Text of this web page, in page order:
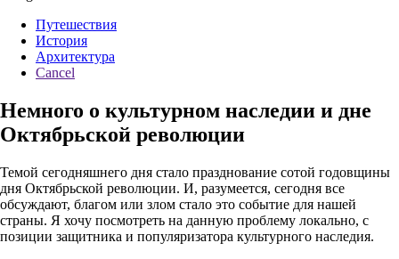
Путешествия
История
Архитектура
Cancel
Немного о культурном наследии и дне
Октябрьской революции
Темой сегодняшнего дня стало празднование сотой годовщины
дня Октябрьской революции. И, разумеется, сегодня все
обсуждают, благом или злом стало это событие для нашей
страны. Я хочу посмотреть на данную проблему локально, с
позиции защитника и популяризатора культурного наследия.